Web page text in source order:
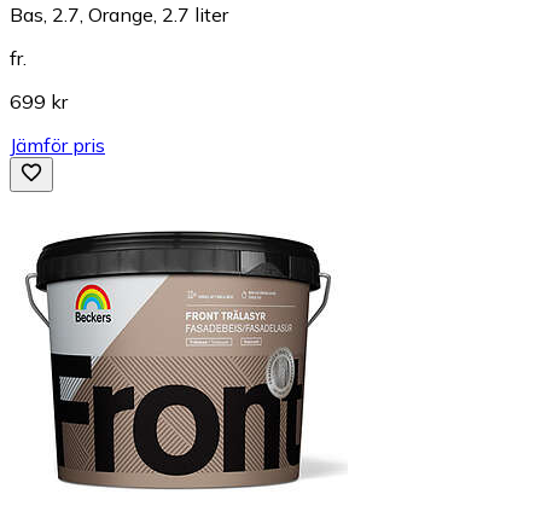
Bas, 2.7, Orange, 2.7 liter
fr.
699 kr
Jämför pris